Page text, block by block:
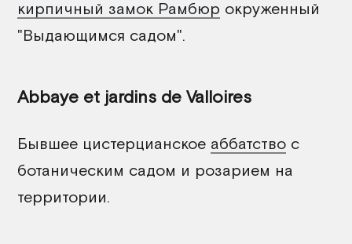
кирпичный замок Рамбюр окруженный
"Выдающимся садом".
Abbaye et jardins de Valloires
Бывшее цистерцианское аббатство с
ботаническим садом и розарием на
территории.